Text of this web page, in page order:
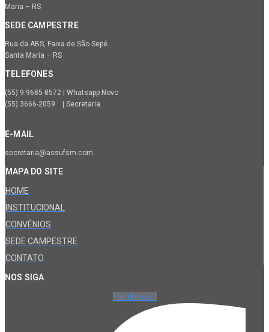
Maria – RS
SEDE CAMPESTRE
Rua da ABS, Faixa de São Sepé.
Santa Maria – RS
TELEFONES
(55) 9.9685-8572 | Whatsapp Novo
(55) 3666-2059 | Secretaria
E-MAIL
secretaria@assufsm.com
MAPA DO SITE
HOME
INSTITUCIONAL
CONVÊNIOS
SEDE CAMPESTRE
CONTATO
NOS SIGA
Facebook-f